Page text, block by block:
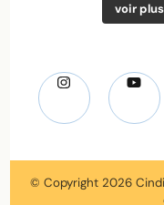
voir plus
© Copyright 2026